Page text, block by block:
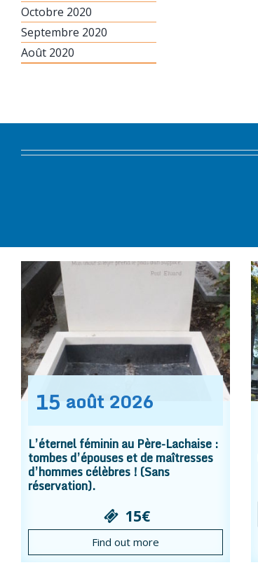
Octobre 2020
Septembre 2020
Août 2020
15 août 2026
L’éternel féminin au Père-Lachaise :
tombes d’épouses et de maîtresses
d’hommes célèbres ! (Sans
réservation).
15€
Find out more